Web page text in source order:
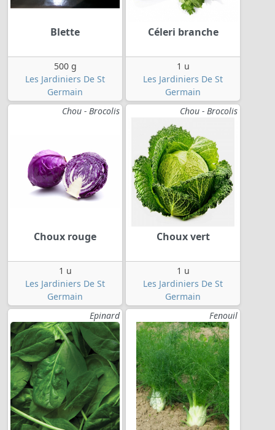
Blette
500 g
Les Jardiniers De St
Germain
Céleri branche
1 u
Les Jardiniers De St
Germain
Chou - Brocolis
Choux rouge
1 u
Les Jardiniers De St
Germain
Chou - Brocolis
Choux vert
1 u
Les Jardiniers De St
Germain
Epinard
Fenouil